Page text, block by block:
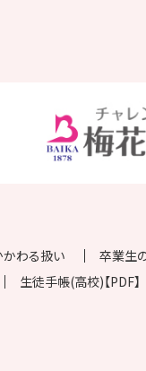
わる扱い
卒業生
生徒手帳(高校)【PDF】